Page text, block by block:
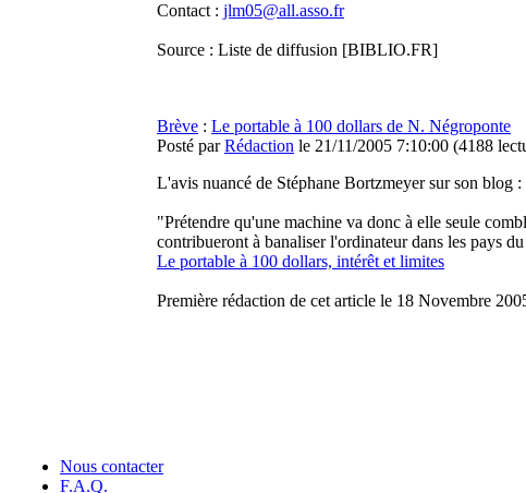
Contact : jlm05@all.asso.fr
Source : Liste de diffusion [BIBLIO.FR]
Brève : Le portable à 100 dollars de N. Négroponte
Posté parRédaction le 21/11/2005 7:10:00 (4188
L'avis nuancé de Stéphane Bortzmeyer sur son blog :
"Prétendre qu'une machine va donc à elle seule
contribueront à banaliser l'ordinateur dans les pays
Le portable à 100 dollars, intérêt et limites
Première rédaction de cet article le 18 Novembre
Nous contacter
F.A.Q.